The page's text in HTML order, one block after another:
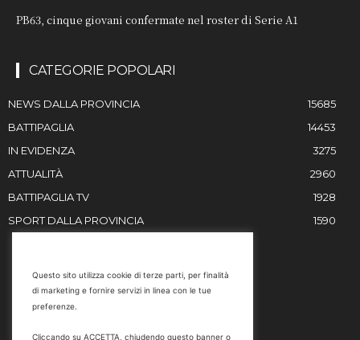
PB63, cinque giovani confermate nel roster di Serie A1
CATEGORIE POPOLARI
NEWS DALLA PROVINCIA
15685
BATTIPAGLIA
14453
IN EVIDENZA
3275
ATTUALITÀ
2960
BATTIPAGLIA TV
1928
SPORT DALLA PROVINCIA
1590
Email
Questo sito utilizza cookie di terze parti, per finalità
di marketing e fornire servizi in linea con le tue
preferenze.
Cliccando su ACCETTA, chiudendo questo banner o